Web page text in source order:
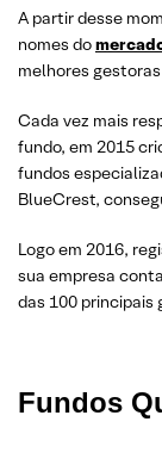
A partir desse
nomes do
melhores
Cada vez mais
fundo, em 2015
fundos
BlueCrest,
Logo em 2016,
sua empresa
das 100 principais
Fundos